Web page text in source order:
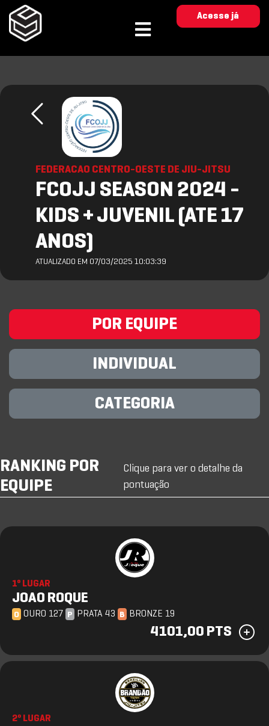
Acesse já
FEDERACAO CENTRO-OESTE DE JIU-JITSU
FCOJJ SEASON 2024 -
KIDS + JUVENIL (ATE 17
ANOS)
ATUALIZADO EM 07/03/2025 10:03:39
POR EQUIPE
INDIVIDUAL
CATEGORIA
RANKING POR
EQUIPE
Clique para ver o detalhe da
pontuação
1º LUGAR
JOAO ROQUE
O OURO 127 P PRATA 43 B BRONZE 19
4101,00 PTS
2º LUGAR